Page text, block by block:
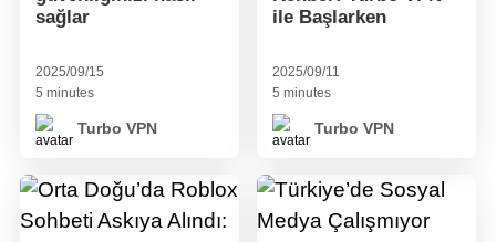
2025/09/15
5 minutes
Turbo VPN
sağlar
2025/09/11
5 minutes
Turbo VPN
ile Başlarken